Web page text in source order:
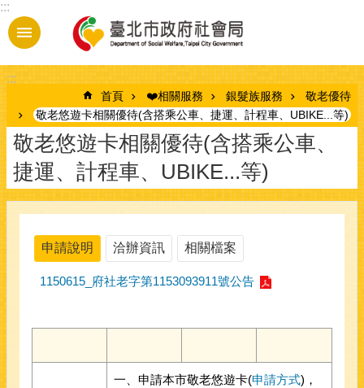
跳到主要內容區塊
:::
:::
首頁 ❤️相關服務 銀髮族服務
敬老優待
敬老悠遊卡相關優待(含搭乘公車、捷運、計程車、UBIKE...等)
敬老悠遊卡相關優待(含搭乘公車、
捷運、計程車、UBIKE...等)
申請說明 洽辦資訊 相關檔案
1150615_府社老字第1153093911號公告
一、申請本市敬老悠遊卡(申請方式)，